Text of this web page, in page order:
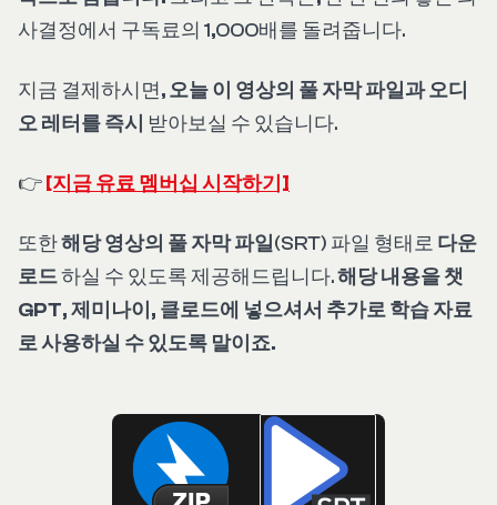
사결정에서 구독료의 1,000배를 돌려줍니다.
지금 결제하시면,오늘 이 영상의 풀 자막 파일과 오디
오 레터를 즉시 받아보실 수 있습니다.
👉 [지금 유료 멤버십 시작하기]
또한해당 영상의 풀 자막 파일(SRT) 파일 형태로 다운
로드하실 수 있도록 제공해드립니다.해당 내용을 챗
GPT, 제미나이, 클로드에 넣으셔서 추가로 학습 자료
로 사용하실 수 있도록 말이죠.